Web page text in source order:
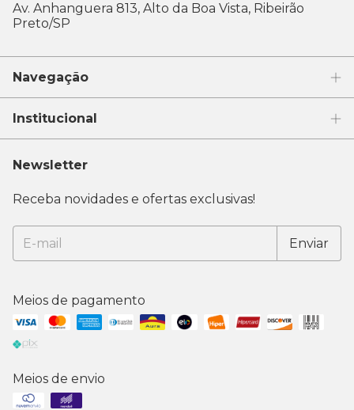
Av. Anhanguera 813, Alto da Boa Vista, Ribeirão
Preto/SP
Navegação
Institucional
Newsletter
Receba novidades e ofertas exclusivas!
Meios de pagamento
Meios de envio